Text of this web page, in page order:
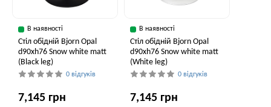
В наявності
Стіл обідній Bjorn Opal
d90хh76 Snow white matt
(Black leg)
0 відгуків
7,145 грн
В наявності
Стіл обідній Bjorn Opal
d90хh76 Snow white matt
(White leg)
0 відгуків
7,145 грн